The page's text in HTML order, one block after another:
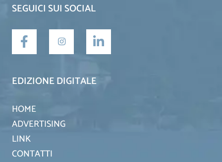
SEGUICI SUI SOCIAL
EDIZIONE DIGITALE
HOME
ADVERTISING
LINK
CONTATTI